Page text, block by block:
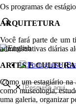
✕
Os programas de
ARQUITETURA
Você fará parte de um
administrativas diárias
ARTES E CULTURA
Como um estagiário na
como museologia,
uma galeria, organizar